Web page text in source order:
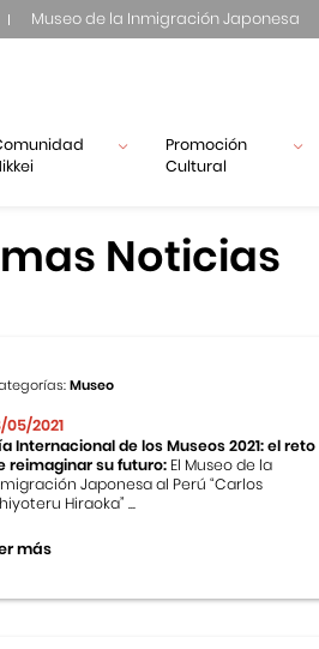
Museo de la Inmigración Japonesa
Promoción
Cultural
Noticias
Museo
05/2021
Internacional de los Museos 2021: el reto
reimaginar su futuro: El Museo de la
Japonesa al Perú “Carlos
Hiraoka” ...
más